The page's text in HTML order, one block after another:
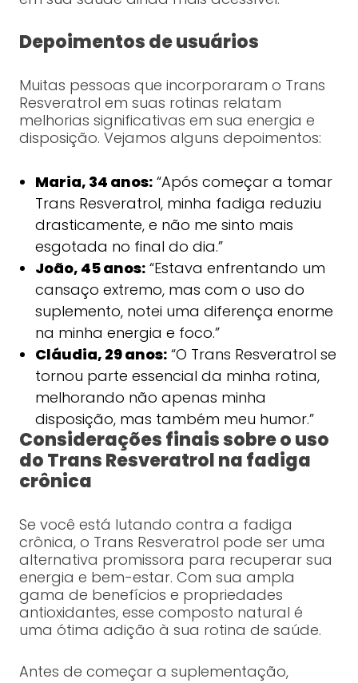
Depoimentos de usuários
Muitas pessoas que incorporaram o Trans
Resveratrol em suas rotinas relatam
melhorias significativas em sua energia e
disposição. Vejamos alguns depoimentos:
Maria, 34 anos:“Após começar a tomar
Trans Resveratrol, minha fadiga reduziu
drasticamente, e não me sinto mais
esgotada no final do dia.”
João, 45 anos:“Estava enfrentando um
cansaço extremo, mas com o uso do
suplemento, notei uma diferença enorme
na minha energia e foco.”
Cláudia, 29 anos:“O Trans Resveratrol se
tornou parte essencial da minha rotina,
melhorando não apenas minha
disposição, mas também meu humor.”
Considerações finais sobre o uso
do Trans Resveratrol na fadiga
crônica
Se você está lutando contra a fadiga
crônica, o Trans Resveratrol pode ser uma
alternativa promissora para recuperar sua
energia e bem-estar. Com sua ampla
gama de benefícios e propriedades
antioxidantes, esse composto natural é
uma ótima adição à sua rotina de saúde.
Antes de começar a suplementação,